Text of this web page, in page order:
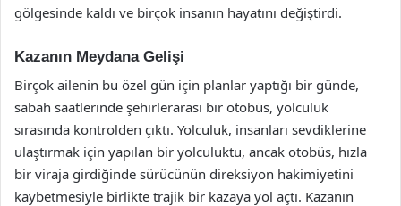
gölgesinde kaldı ve birçok insanın hayatını değiştirdi.
Kazanın Meydana Gelişi
Birçok ailenin bu özel gün için planlar yaptığı bir günde,
sabah saatlerinde şehirlerarası bir otobüs, yolculuk
sırasında kontrolden çıktı. Yolculuk, insanları sevdiklerine
ulaştırmak için yapılan bir yolculuktu, ancak otobüs, hızla
bir viraja girdiğinde sürücünün direksiyon hakimiyetini
kaybetmesiyle birlikte trajik bir kazaya yol açtı. Kazanın